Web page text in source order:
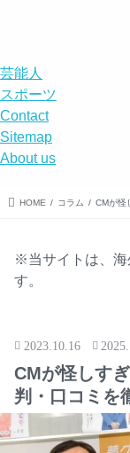
芸能人
スポーツ
Contact
Sitemap
About us
HOME コラム CMが怪
※当サイトは、海
す。
2023.10.16
CMが怪しす
判・口コミを